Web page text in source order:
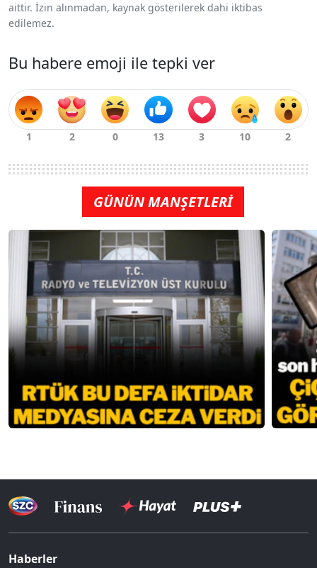
aittir. İzin alınmadan, kaynak gösterilerek dahi iktibas
edilemez.
Bu habere emoji ile tepki ver
GÜNÜN MANŞETLERİ
Haberler